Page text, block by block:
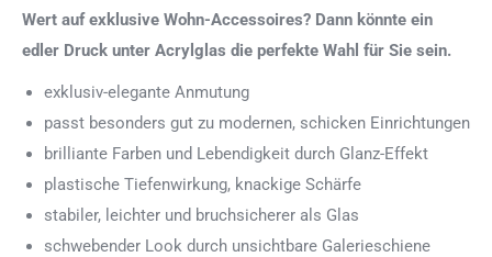
Wert auf exklusive Wohn-Accessoires? Dann könnte ein
edler Druck unter Acrylglas die perfekte Wahl für Sie sein.
exklusiv-elegante Anmutung
passt besonders gut zu modernen, schicken Einrichtungen
brilliante Farben und Lebendigkeit durch Glanz-Effekt
plastische Tiefenwirkung, knackige Schärfe
stabiler, leichter und bruchsicherer als Glas
schwebender Look durch unsichtbare Galerieschiene